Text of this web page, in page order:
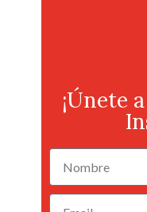
¡Únete